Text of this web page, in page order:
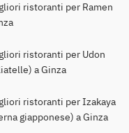
ristoranti per Ramen
ristoranti per Udon
a Ginza
ristoranti per Izakaya
giapponese) a Ginza